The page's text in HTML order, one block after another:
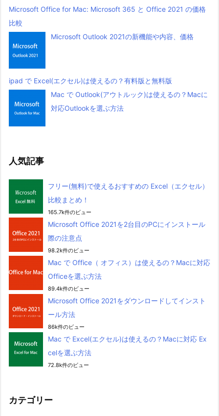
Microsoft Office for Mac: Microsoft 365 と Office 2021 の価格
比較
Microsoft Outlook 2021の新機能や内容、価格
ipad で Excel(エクセル)は使えるの？有料版と無料版
Mac で Outlook(アウトルック)は使えるの？Macに
対応Outlookを選ぶ方法
人気記事
フリー(無料)で使えるおすすめの Excel（エクセル）
比較まとめ！
165.7k件のビュー
Microsoft Office 2021を2台目のPCにインストール
際の注意点
98.2k件のビュー
Mac で Office（ オフィス）は使えるの？Macに対応
Officeを選ぶ方法
89.4k件のビュー
Microsoft Office 2021をダウンロードしてインスト
ール方法
86k件のビュー
Mac で Excel(エクセル)は使えるの？Macに対応 Ex
celを選ぶ方法
72.8k件のビュー
カテゴリー